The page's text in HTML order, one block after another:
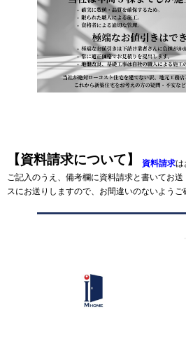
【資料請求について】 資料請求は
ご記入のうえ、備考欄に資料請求と書いてお
スにお送りしますので、お間違いのないようご